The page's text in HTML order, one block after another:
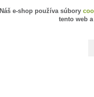
Náš e-shop používa súbory
tento web